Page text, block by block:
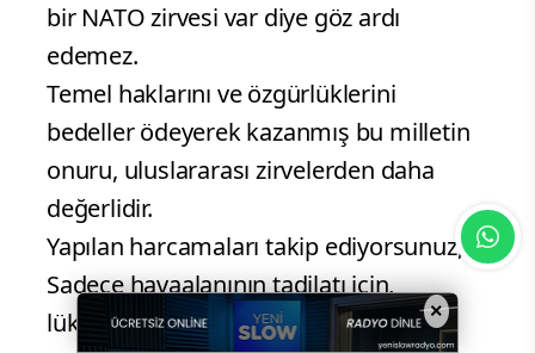
bir NATO zirvesi var diye göz ardı
edemez.
Temel haklarını ve özgürlüklerini
bedeller ödeyerek kazanmış bu milletin
onuru, uluslararası zirvelerden daha
değerlidir.
Yapılan harcamaları takip ediyorsunuz,
Sadece havaalanının tadilatı için,
lüksleştirilmesi için, daha gösterişli bir
×